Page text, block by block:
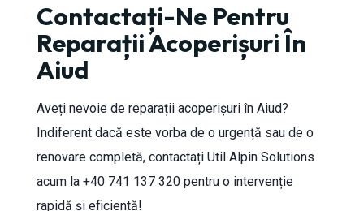
Contactați-Ne Pentru
Reparații Acoperișuri În
Aiud
Aveți nevoie de reparații acoperișuri în Aiud?
Indiferent dacă este vorba de o urgență sau de o
renovare completă, contactați Util Alpin Solutions
acum la +40 741 137 320 pentru o intervenție
rapidă și eficientă!